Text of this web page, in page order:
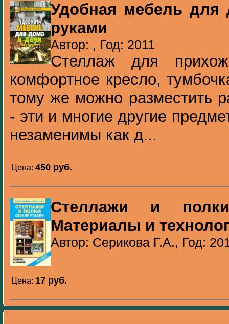
Удобная мебель
руками
Автор: , Год: 2011
Стеллаж для
комфортное кресло,
тому же можно разместить
- эти и многие другие
незаменимы как д...
Цена: 450 pуб.
Стеллажи и
Материалы и
Автор: Серикова Г.А., Год:
Цена: 17 pуб.